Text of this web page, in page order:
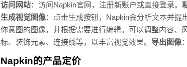
访问网站：访问Napkin官网，注册新账户或直接登录。
生成视觉图像：点击生成按钮，Napkin会分析文本并提
你意图的图像，并根据需要进行编辑。可以调整内容、
标、装饰元素、连接线等，以丰富视觉效果。 导出图像
Napkin的产品定价